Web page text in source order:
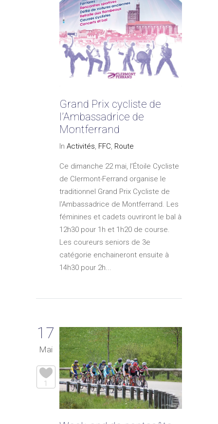
Grand Prix cycliste de
l’Ambassadrice de
Montferrand
In Activités, FFC, Route
Ce dimanche 22 mai, l’Étoile Cycliste
de Clermont-Ferrand organise le
traditionnel Grand Prix Cycliste de
l'Ambassadrice de Montferrand. Les
féminines et cadets ouvriront le bal à
12h30 pour 1h et 1h20 de course.
Les coureurs seniors de 3e
catégorie enchaineront ensuite à
14h30 pour 2h...
17
Mai
1